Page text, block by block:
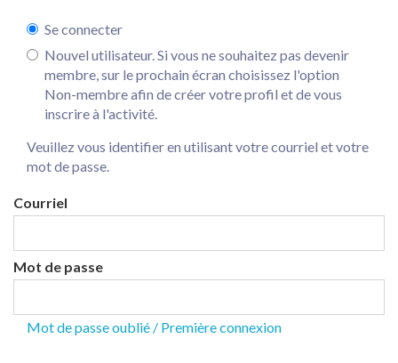
Se connecter
Nouvel utilisateur. Si vous ne souhaitez pas devenir
membre, sur le prochain écran choisissez l'option
Non-membre afin de créer votre profil et de vous
inscrire à l'activité.
Veuillez vous identifier en utilisant votre courriel et votre
mot de passe.
Courriel
Mot de passe
Mot de passe oublié / Première connexion